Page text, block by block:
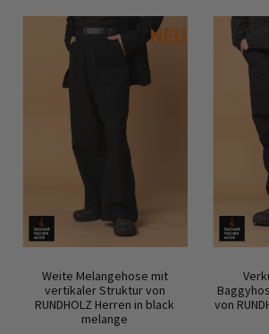
Weite Melangehose mit
vertikaler Struktur von
RUNDHOLZ Herren in black
melange
von